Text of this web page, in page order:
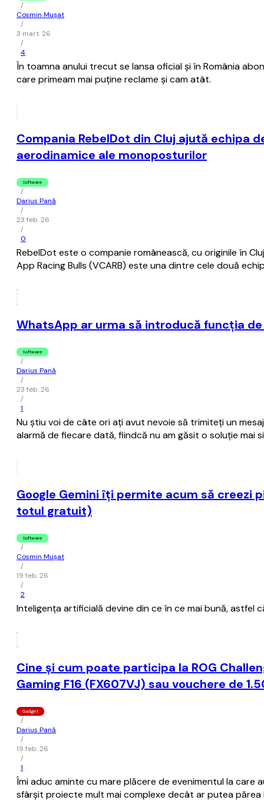
/
Cosmin Mușat
/
3 mart. 26
/
4
În toamna anului trecut se lansa oficial şi în România
care primeam mai puţine reclame şi cam atât.
Compania RebelDot din Cluj ajută echipa
aerodinamice ale monoposturilor
Software
/
Darius Pană
/
23 feb. 26
/
0
RebelDot este o companie românească, cu originile în
App Racing Bulls (VCARB) este una dintre cele două
WhatsApp ar urma să introducă funcția
Software
/
Darius Pană
/
23 feb. 26
/
1
Nu știu voi de câte ori ați avut nevoie să trimiteți un
alarmă de fiecare dată, fiindcă nu am găsit o soluție mai
Google Gemini îţi permite acum să creezi
totul gratuit)
Software
/
Cosmin Mușat
/
19 feb. 26
/
2
Inteligenţa artificială devine din ce în ce mai bună, astfel
Cine și cum poate participa la ROG
Gaming F16 (FX607VJ) sau vouchere de
Gadget
/
Darius Pană
/
19 feb. 26
/
1
Îmi aduc aminte cu mare plăcere de evenimentul la care
sfârșit proiecte mult mai complexe decât ar putea părea